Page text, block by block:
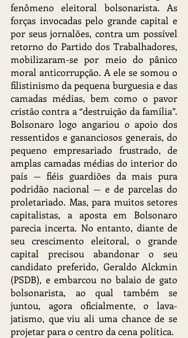
fenômeno eleitoral bolsonarista. As
forças invocadas pelo grande capital e
por seus jornalões, contra um possível
retorno do Partido dos Trabalhadores,
mobilizaram-se por meio do pânico
moral anticorrupção. A ele se somou o
filistinismo da pequena burguesia e das
camadas médias, bem como o pavor
cristão contra a “destruição da família”.
Bolsonaro logo angariou o apoio dos
ressentidos e gananciosos generais, do
pequeno empresariado frustrado, de
amplas camadas médias do interior do
país — fiéis guardiões da mais pura
podridão nacional — e de parcelas do
proletariado. Mas, para muitos setores
capitalistas, a aposta em Bolsonaro
parecia incerta. No entanto, diante de
seu crescimento eleitoral, o grande
capital precisou abandonar o seu
candidato preferido, Geraldo Alckmin
(PSDB), e embarcou no balaio de gato
bolsonarista, ao qual também se
juntou, agora oficialmente, o lava-
jatismo, que viu ali uma chance de se
projetar para o centro da cena política.